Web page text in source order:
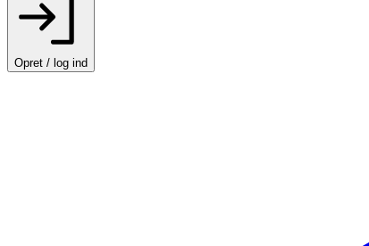
Opret / log ind